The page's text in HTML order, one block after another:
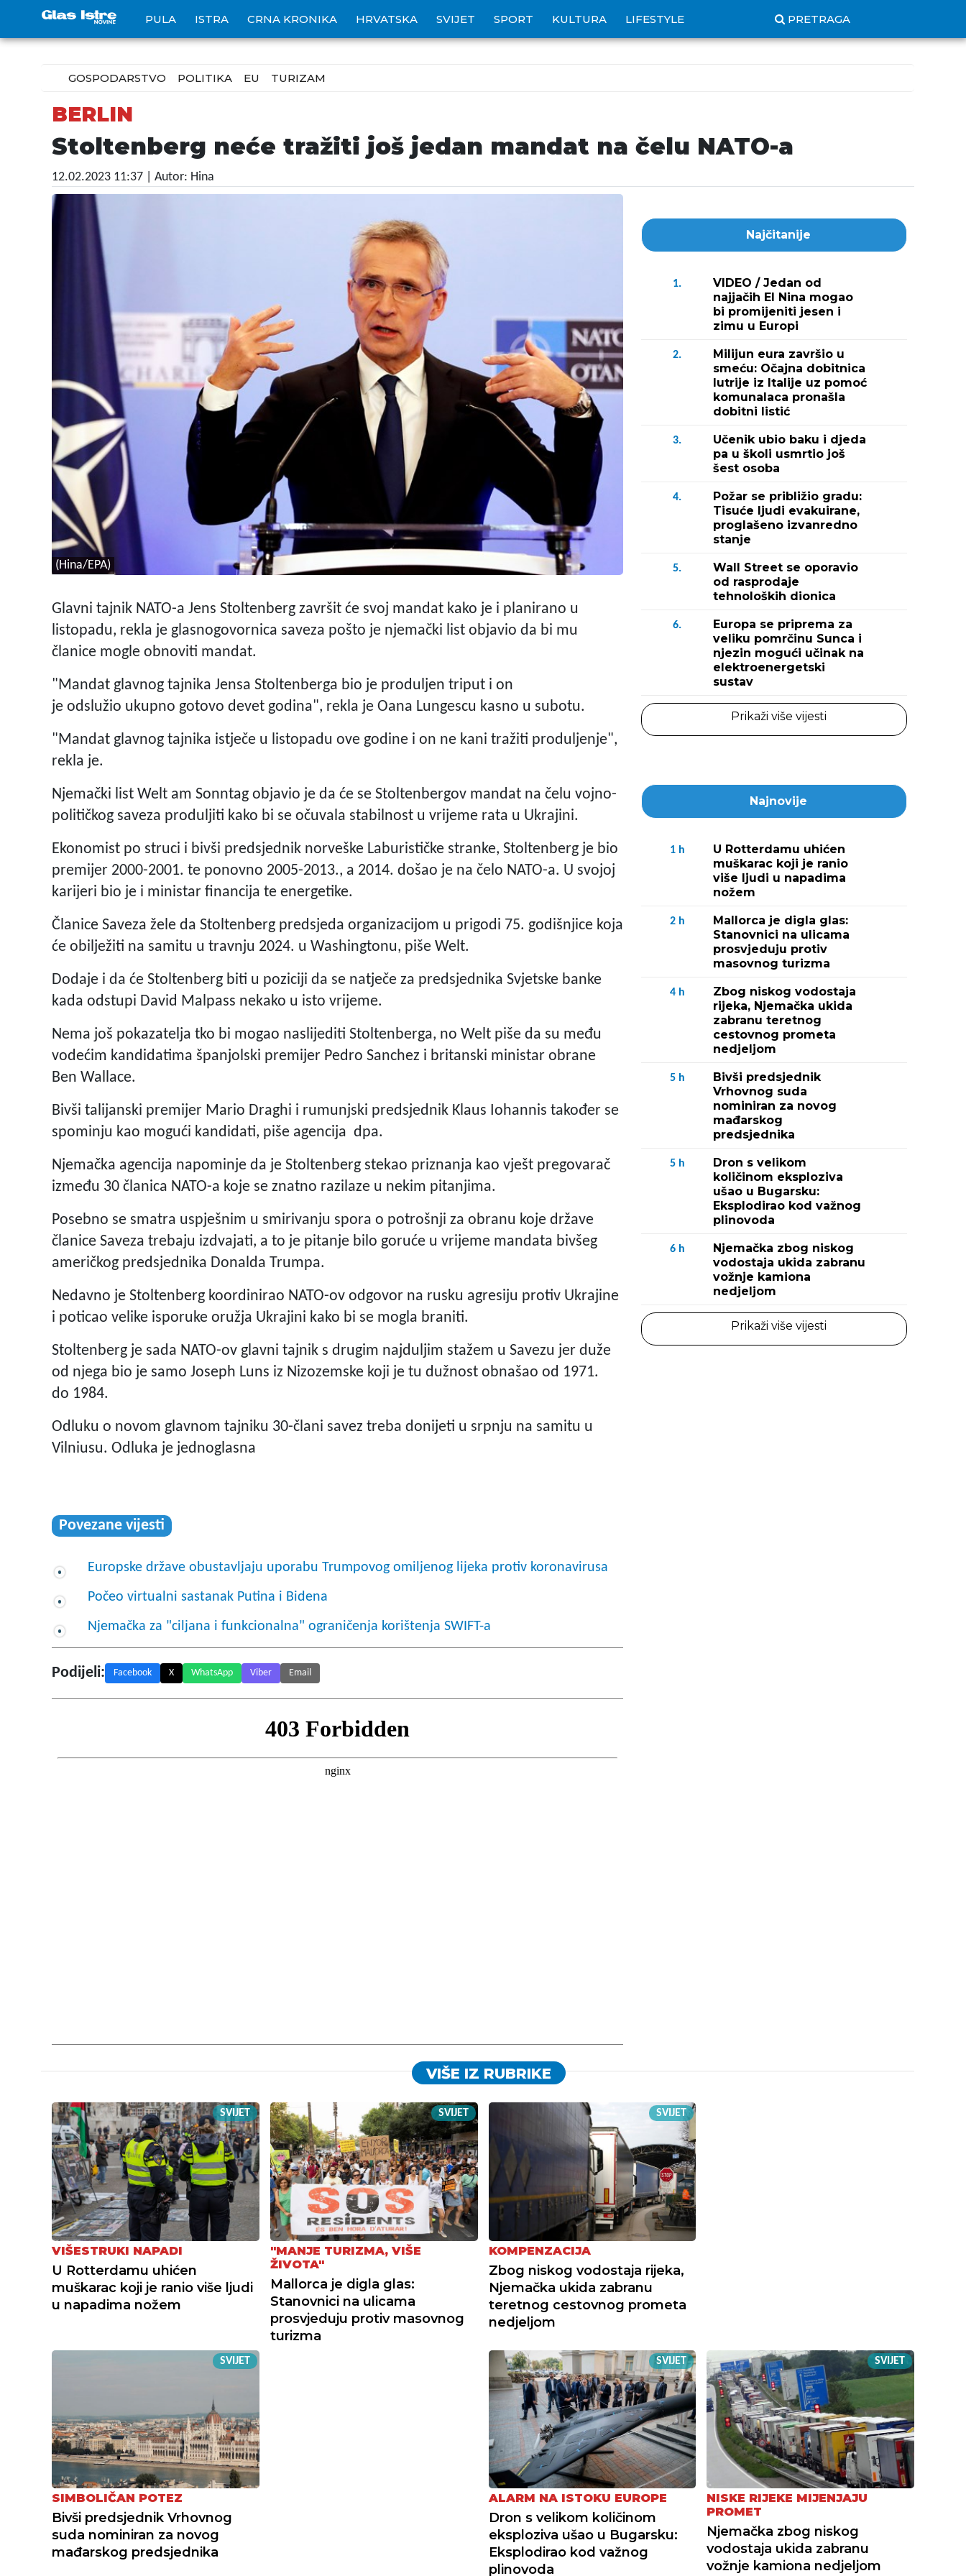
PULA ISTRA CRNA KRONIKA HRVATSKA SVIJET SPORT KULTURA LIFESTYLE PRETRAGA
GOSPODARSTVO POLITIKA EU TURIZAM
BERLIN
Stoltenberg neće tražiti još jedan mandat na čelu NATO-a
12.02.2023 11:37 | Autor: Hina
(Hina/EPA)
Glavni tajnik NATO-a Jens Stoltenberg završit će svoj mandat kako je i planirano u
listopadu, rekla je glasnogovornica saveza pošto je njemački list objavio da bi mu
članice mogle obnoviti mandat.
"Mandat glavnog tajnika Jensa Stoltenberga bio je produljen triput i on
je odslužio ukupno gotovo devet godina", rekla je Oana Lungescu kasno u subotu.
"Mandat glavnog tajnika istječe u listopadu ove godine i on ne kani tražiti produljenje",
rekla je.
Njemački list Welt am Sonntag objavio je da će se Stoltenbergov mandat na čelu vojno-
političkog saveza produljiti kako bi se očuvala stabilnost u vrijeme rata u Ukrajini.
Ekonomist po struci i bivši predsjednik norveške Laburističke stranke, Stoltenberg je bio
premijer 2000-2001. te ponovno 2005-2013., a 2014. došao je na čelo NATO-a. U svojoj
karijeri bio je i ministar financija te energetike.
Članice Saveza žele da Stoltenberg predsjeda organizacijom u prigodi 75. godišnjice koja
će obilježiti na samitu u travnju 2024. u Washingtonu, piše Welt.
Dodaje i da će Stoltenberg biti u poziciji da se natječe za predsjednika Svjetske banke
kada odstupi David Malpass nekako u isto vrijeme.
Nema još pokazatelja tko bi mogao naslijediti Stoltenberga, no Welt piše da su među
vodećim kandidatima španjolski premijer Pedro Sanchez i britanski ministar obrane
Ben Wallace.
Bivši talijanski premijer Mario Draghi i rumunjski predsjednik Klaus Iohannis također se
spominju kao mogući kandidati, piše agencija dpa.
Njemačka agencija napominje da je Stoltenberg stekao priznanja kao vješt pregovarač
između 30 članica NATO-a koje se znatno razilaze u nekim pitanjima.
Posebno se smatra uspješnim u smirivanju spora o potrošnji za obranu koje države
članice Saveza trebaju izdvajati, a to je pitanje bilo goruće u vrijeme mandata bivšeg
američkog predsjednika Donalda Trumpa.
Nedavno je Stoltenberg koordinirao NATO-ov odgovor na rusku agresiju protiv Ukrajine
i poticao velike isporuke oružja Ukrajini kako bi se mogla braniti.
Stoltenberg je sada NATO-ov glavni tajnik s drugim najduljim stažem u Savezu jer duže
od njega bio je samo Joseph Luns iz Nizozemske koji je tu dužnost obnašao od 1971.
do 1984.
Odluku o novom glavnom tajniku 30-člani savez treba donijeti u srpnju na samitu u
Vilniusu. Odluka je jednoglasna
Povezane vijesti
Europske države obustavljaju uporabu Trumpovog omiljenog lijeka protiv koronavirusa
Počeo virtualni sastanak Putina i Bidena
Njemačka za "ciljana i funkcionalna" ograničenja korištenja SWIFT-a
Podijeli: Facebook X WhatsApp Viber Email
Najčitanije
1.
VIDEO / Jedan od
najjačih El Nina mogao
bi promijeniti jesen i
zimu u Europi
2.
Milijun eura završio u
smeću: Očajna dobitnica
lutrije iz Italije uz pomoć
komunalaca pronašla
dobitni listić
3.
Učenik ubio baku i djeda
pa u školi usmrtio još
šest osoba
4.
Požar se približio gradu:
Tisuće ljudi evakuirane,
proglašeno izvanredno
stanje
5.
Wall Street se oporavio
od rasprodaje
tehnoloških dionica
6.
Europa se priprema za
veliku pomrčinu Sunca i
njezin mogući učinak na
elektroenergetski
sustav
Prikaži više vijesti
Najnovije
1 h
U Rotterdamu uhićen
muškarac koji je ranio
više ljudi u napadima
nožem
2 h
Mallorca je digla glas:
Stanovnici na ulicama
prosvjeduju protiv
masovnog turizma
4 h
Zbog niskog vodostaja
rijeka, Njemačka ukida
zabranu teretnog
cestovnog prometa
nedjeljom
5 h
Bivši predsjednik
Vrhovnog suda
nominiran za novog
mađarskog
predsjednika
5 h
Dron s velikom
količinom eksploziva
ušao u Bugarsku:
Eksplodirao kod važnog
plinovoda
6 h
Njemačka zbog niskog
vodostaja ukida zabranu
vožnje kamiona
nedjeljom
Prikaži više vijesti
VIŠE IZ RUBRIKE
SVIJET
VIŠESTRUKI NAPADI
U Rotterdamu uhićen
muškarac koji je ranio više ljudi
u napadima nožem
SVIJET
"MANJE TURIZMA, VIŠE
ŽIVOTA"
Mallorca je digla glas:
Stanovnici na ulicama
prosvjeduju protiv masovnog
turizma
SVIJET
KOMPENZACIJA
Zbog niskog vodostaja rijeka,
Njemačka ukida zabranu
teretnog cestovnog prometa
nedjeljom
SVIJET
SIMBOLIČAN POTEZ
Bivši predsjednik Vrhovnog
suda nominiran za novog
mađarskog predsjednika
SVIJET
ALARM NA ISTOKU EUROPE
Dron s velikom količinom
eksploziva ušao u Bugarsku:
Eksplodirao kod važnog
plinovoda
SVIJET
NISKE RIJEKE MIJENJAJU
PROMET
Njemačka zbog niskog
vodostaja ukida zabranu
vožnje kamiona nedjeljom